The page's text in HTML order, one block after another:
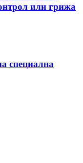
или грижа
специална